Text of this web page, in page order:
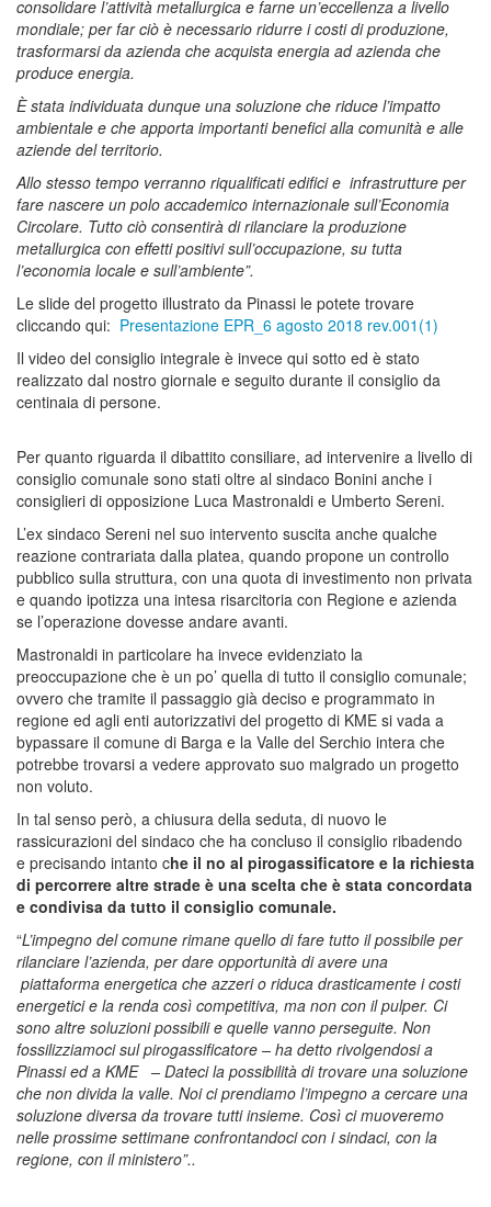
consolidare l’attività metallurgica e farne un’eccellenza a livello
mondiale; per far ciò è necessario ridurre i costi di produzione,
trasformarsi da azienda che acquista energia ad azienda che
produce energia.
È stata individuata dunque una soluzione che riduce l’impatto
ambientale e che apporta importanti benefici alla comunità e alle
aziende del territorio.
Allo stesso tempo verranno riqualificati edifici e infrastrutture per
fare nascere un polo accademico internazionale sull’Economia
Circolare. Tutto ciò consentirà di rilanciare la produzione
metallurgica con effetti positivi sull’occupazione, su tutta
l’economia locale e sull’ambiente”.
Le slide del progetto illustrato da Pinassi le potete trovare
cliccando qui: Presentazione EPR_6 agosto 2018 rev.001(1)
Il video del consiglio integrale è invece qui sotto ed è stato
realizzato dal nostro giornale e seguito durante il consiglio da
centinaia di persone.
Per quanto riguarda il dibattito consiliare, ad intervenire a livello di
consiglio comunale sono stati oltre al sindaco Bonini anche i
consiglieri di opposizione Luca Mastronaldi e Umberto Sereni.
L’ex sindaco Sereni nel suo intervento suscita anche qualche
reazione contrariata dalla platea, quando propone un controllo
pubblico sulla struttura, con una quota di investimento non privata
e quando ipotizza una intesa risarcitoria con Regione e azienda
se l’operazione dovesse andare avanti.
Mastronaldi in particolare ha invece evidenziato la
preoccupazione che è un po’ quella di tutto il consiglio comunale;
ovvero che tramite il passaggio già deciso e programmato in
regione ed agli enti autorizzativi del progetto di KME si vada a
bypassare il comune di Barga e la Valle del Serchio intera che
potrebbe trovarsi a vedere approvato suo malgrado un progetto
non voluto.
In tal senso però, a chiusura della seduta, di nuovo le
rassicurazioni del sindaco che ha concluso il consiglio ribadendo
e precisando intanto che il no al pirogassificatore e la richiesta
di percorrere altre strade è una scelta che è stata concordata
e condivisa da tutto il consiglio comunale.
“L’impegno del comune rimane quello di fare tutto il possibile per
rilanciare l’azienda, per dare opportunità di avere una
piattaforma energetica che azzeri o riduca drasticamente i costi
energetici e la renda così competitiva, ma non con il pulper. Ci
sono altre soluzioni possibili e quelle vanno perseguite. Non
fossilizziamoci sul pirogassificatore – ha detto rivolgendosi a
Pinassi ed a KME – Dateci la possibilità di trovare una soluzione
che non divida la valle. Noi ci prendiamo l’impegno a cercare una
soluzione diversa da trovare tutti insieme. Così ci muoveremo
nelle prossime settimane confrontandoci con i sindaci, con la
regione, con il ministero”..